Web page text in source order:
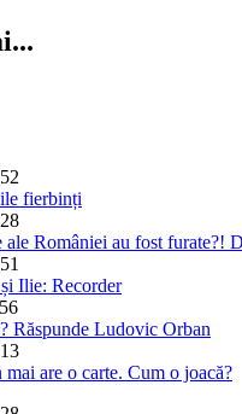
fierbinți
ale României au fost furate?!
Ilie: Recorder
Răspunde Ludovic Orban
mai are o carte. Cum o joacă?